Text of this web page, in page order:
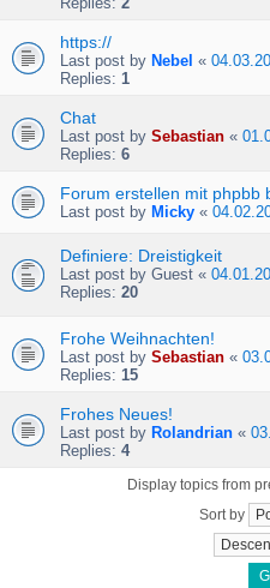
https://
Last post by Nebel «
Replies: 1
Chat
Last post by Sebastian «
Replies: 6
Forum erstellen mit phpbb
Last post by Micky «
Definiere: Dreistigkeit
Last post by Guest «
Replies: 20
Frohe Weihnachten!
Last post by Sebastian «
Replies: 15
Frohes Neues!
Last post by Rolandrian «
Replies: 4
Display topics from
Sort by